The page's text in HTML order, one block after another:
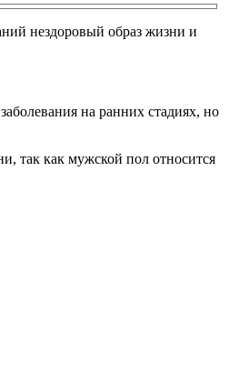
нездоровый образ жизни и
на ранних стадиях, но
так как мужской пол относится